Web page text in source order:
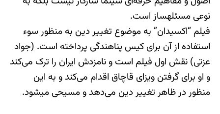
نوعی مسئله‎ساز است.
فیلم “اکسیدان” به موضوع تغییر دین به منظور سوء
استفاده از آن برای کیس پناهندگی پرداخته است. (جواد
عزتی) نقش اول فیلم است و نامزدش ایران را ترک می‌کند
و او برای گرفتن ویزای قاچاق اقدام می‌کند و به این
منظور در ظاهر تغییر دین می‌دهد و مسیحی می‎شود.